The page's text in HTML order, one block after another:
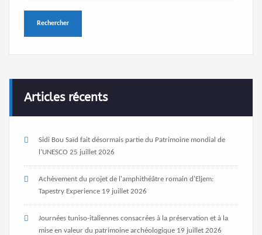
Articles récents
Sidi Bou Saïd fait désormais partie du Patrimoine mondial de
l’UNESCO 25 juillet 2026
Achèvement du projet de l'amphithéâtre romain d'Eljem:
Tapestry Experience 19 juillet 2026
Journées tuniso-italiennes consacrées à la préservation et à la
mise en valeur du patrimoine archéologique 19 juillet 2026